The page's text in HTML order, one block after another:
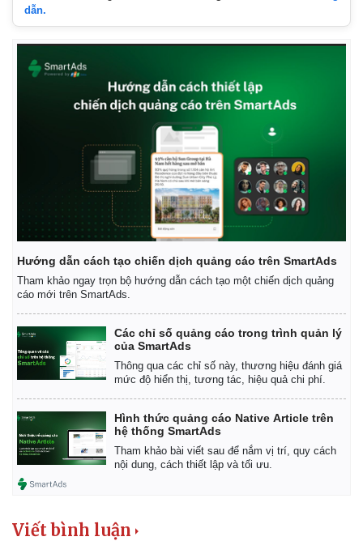
dẫn.
Hướng dẫn cách tạo chiến dịch quảng cáo trên SmartAds
Tham khảo ngay trọn bộ hướng dẫn cách tạo một chiến dịch quảng
cáo mới trên SmartAds.
Các chỉ số quảng cáo trong trình quản lý
của SmartAds
Thông qua các chỉ số này, thương hiệu đánh giá
mức độ hiển thị, tương tác, hiệu quả chi phí.
Hình thức quảng cáo Native Article trên
hệ thống SmartAds
Tham khảo bài viết sau để nắm vị trí, quy cách
nội dung, cách thiết lập và tối ưu.
Viết bình luận